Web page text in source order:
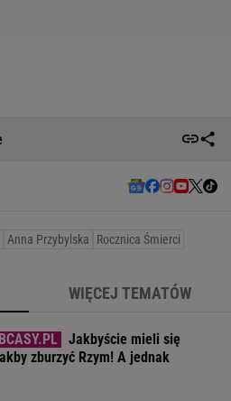
Anna Przybylska Rocznica Śmierci
WIĘCEJ TEMATÓW
Jakbyście mieli się
zburzyć Rzym! A jednak